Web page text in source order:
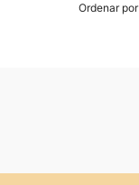
Ordenar por